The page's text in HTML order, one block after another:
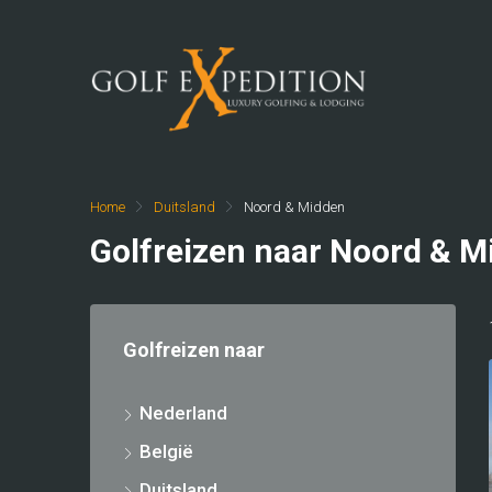
Home Duitsland Noord & Midden
Golfreizen naar Noord &
Golfreizen naar
Nederland
België